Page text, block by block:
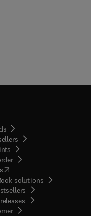
(opens in new tab/window
solutions
( opens in new tab/window